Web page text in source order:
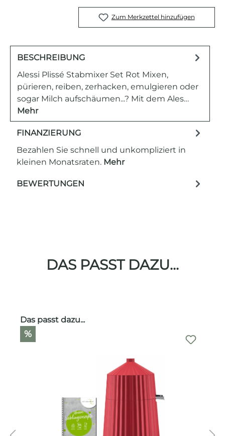
Zum Merkzettel hinzufügen
BESCHREIBUNG
Alessi Plissé Stabmixer Set Rot Mixen,
pürieren, reiben, zerhacken, emulgieren oder
sogar Milch aufschäumen...? Mit dem Ales…
Mehr
FINANZIERUNG
Bezahlen Sie schnell und unkompliziert in
kleinen Monatsraten. Mehr
BEWERTUNGEN
DAS PASST DAZU...
Produktgalerie überspringen
Das passt dazu...
%